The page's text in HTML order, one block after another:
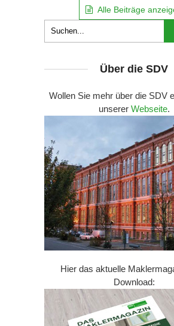
Alle Beiträge
Über die SDV
Wollen Sie mehr über die SDV
unserer Webseite.
Hier das aktuelle
Download: